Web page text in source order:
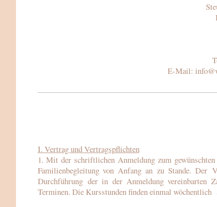
E-Mail:
I. Vertrag und Vertragspflichten
1. Mit der schriftlichen Anmeldung zum
Familienbegleitung von Anfang an zu Stande. Der
Durchführung der in der Anmeldung vereinbarten
Terminen. Die Kursstunden finden einmal